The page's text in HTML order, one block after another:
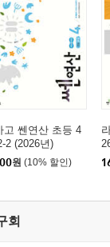
고 쎈연산 초등 4
2 (2026년)
원 (10% 할인)
회